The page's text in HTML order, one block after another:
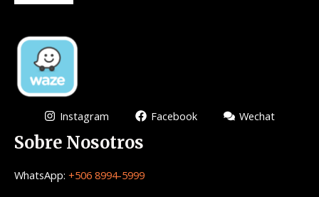
Instagram Facebook Wechat
Sobre Nosotros
WhatsApp: +506 8994-5999